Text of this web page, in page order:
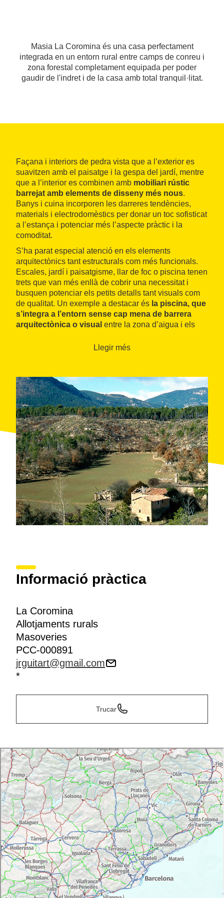
Masia La Coromina és una casa perfectament
integrada en un entorn rural entre camps de conreu i
zona forestal completament equipada per poder
gaudir de l'indret i de la casa amb total tranquil·litat.
Façana i interiors de pedra vista que a l’exterior es
suavitzen amb el paisatge i la gespa del jardí, mentre
que a l’interior es combinen amb mobiliari rústic
barrejat amb elements de disseny més nous.
Banys i cuina incorporen les darreres tendències,
materials i electrodomèstics per donar un toc sofisticat
a l’estança i potenciar més l’aspecte pràctic i la
comoditat.
S’ha parat especial atenció en els elements
arquitectònics tant estructurals com més funcionals.
Escales, jardí i paisatgisme, llar de foc o piscina tenen
trets que van més enllà de cobrir una necessitat i
busquen potenciar els petits detalls tant visuals com
de qualitat. Un exemple a destacar és la piscina, que
s’integra a l’entorn sense cap mena de barrera
arquitectònica o visual entre la zona d’aigua i els
Llegir més
Informació pràctica
La Coromina
Allotjaments rurals
Masoveries
PCC-000891
jrguitart@gmail.com
*
Trucar